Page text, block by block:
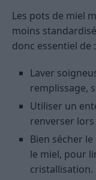
Les pots de miel
moins
donc essentiel de :
Laver
remplissage,
Utiliser un
renverser
Bien sécher
le miel, pour
cristallisation.